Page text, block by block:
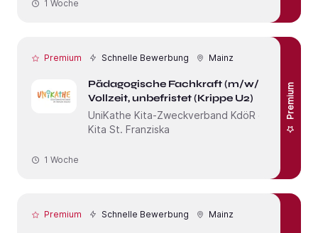
1 Woche
Premium Schnelle Bewerbung Mainz
Pädagogische Fachkraft (m/w/d) in
Vollzeit, unbefristet (Krippe U2)
UniKathe Kita-Zweckverband KdöR c/o
Kita St. Franziska
Premium
1 Woche
Premium Schnelle Bewerbung Mainz